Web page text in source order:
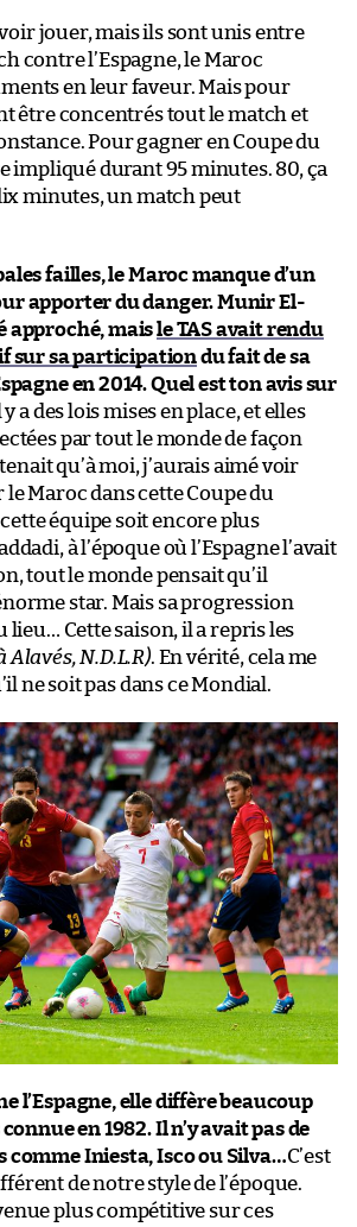
voir jouer, mais ils sont unis entre
contre l’Espagne, le Maroc
en leur faveur. Mais pour
être concentrés tout le match et
Pour gagner en Coupe du
impliqué durant 95 minutes. 80, ça
minutes, un match peut
failles, le Maroc manque d’un
apporter du danger. Munir El-
approché, maisle TAS avait rendu
sur sa participationdu fait de sa
en 2014. Quel est ton avis sur
y a des lois mises en place, et elles
par tout le monde de façon
qu’à moi, j’aurais aimé voir
Maroc dans cette Coupe du
équipe soit encore plus
à l’époque où l’Espagne l’avait
tout le monde pensait qu’il
star. Mais sa progression
lieu… Cette saison, il a repris les
Alavés, N.D.L.R). En vérité, cela me
ne soit pas dans ce Mondial.
l’Espagne, elle diffère beaucoup
en 1982. Il n’y avait pas de
comme Iniesta, Isco ou Silva…C’est
de notre style de l’époque.
plus compétitive sur ces